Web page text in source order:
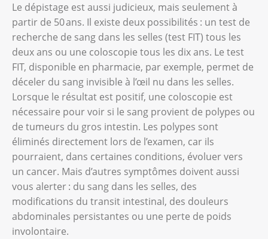
Le dépistage est aussi judicieux, mais seulement à
partir de 50 ans. Il existe deux possibilités : un test de
recherche de sang dans les selles (test FIT) tous les
deux ans ou une coloscopie tous les dix ans. Le test
FIT, disponible en pharmacie, par exemple, permet de
déceler du sang invisible à l’œil nu dans les selles.
Lorsque le résultat est positif, une coloscopie est
nécessaire pour voir si le sang provient de polypes ou
de tumeurs du gros intestin. Les polypes sont
éliminés directement lors de l’examen, car ils
pourraient, dans certaines conditions, évoluer vers
un cancer. Mais d’autres symptômes doivent aussi
vous alerter : du sang dans les selles, des
modifications du transit intestinal, des douleurs
abdominales persistantes ou une perte de poids
involontaire.